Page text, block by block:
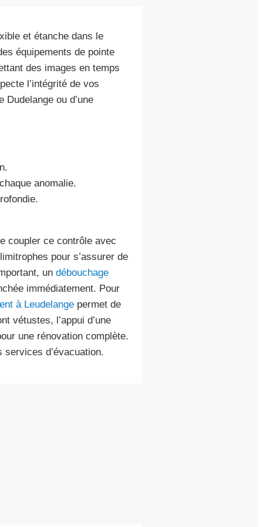
et étanche dans le
équipements de pointe
des images en temps
l’intégrité de vos
Dudelange ou d’une
anomalie.
coupler ce contrôle avec
pour s’assurer de
un débouchage
immédiatement. Pour
à Leudelangepermet de
vétustes, l’appui d’une
une rénovation complète.
d’évacuation.